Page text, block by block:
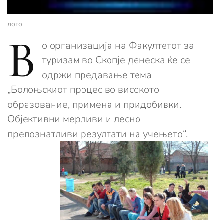
лого
В
о организација на Факултетот за
туризам во Скопје денеска ќе се
одржи предавање тема
„Болоњскиот процес во високото
образование, примена и придобивки.
Објективни мерливи и лесно
препознатливи резултати на учењето“.